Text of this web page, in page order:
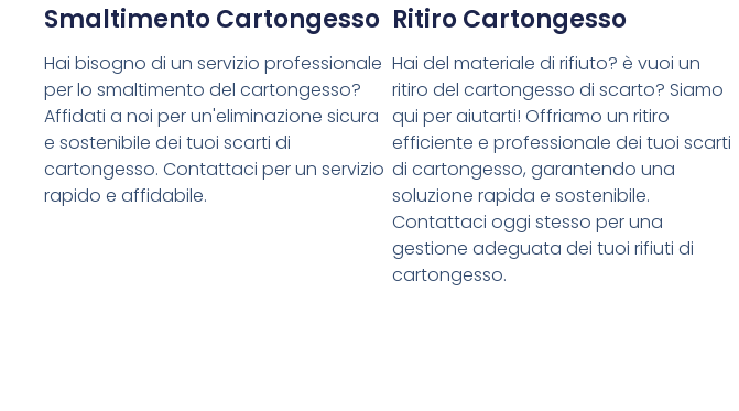
Smaltimento Cartongesso
Hai bisogno di un servizio professionale
per lo smaltimento del cartongesso?
Affidati a noi per un'eliminazione sicura
e sostenibile dei tuoi scarti di
cartongesso. Contattaci per un servizio
rapido e affidabile.
Ritiro Cartongesso
Hai del materiale di rifiuto? è vuoi un
ritiro del cartongesso di scarto? Siamo
qui per aiutarti! Offriamo un ritiro
efficiente e professionale dei tuoi scarti
di cartongesso, garantendo una
soluzione rapida e sostenibile.
Contattaci oggi stesso per una
gestione adeguata dei tuoi rifiuti di
cartongesso.